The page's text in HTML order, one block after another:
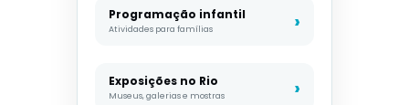
Programação infantil
Atividades para famílias
Exposições no Rio
Museus, galerias e mostras